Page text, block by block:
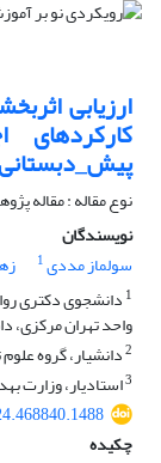
ارزیابی
نوع مقاله : مقاله
نویسندگان
سولماز مددی1
1 دانشجوی دکتری
واحد تهران مرکزی،
2دانشیار، گروه
3استادیار، وزارت
چکیده